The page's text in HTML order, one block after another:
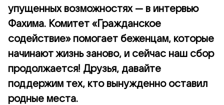
упущенных возможностях — в интервью
Фахима. Комитет «Гражданское
содействие» помогает беженцам, которые
начинают жизнь заново, и сейчас наш сбор
продолжается! Друзья, давайте
поддержим тех, кто вынужденно оставил
родные места.